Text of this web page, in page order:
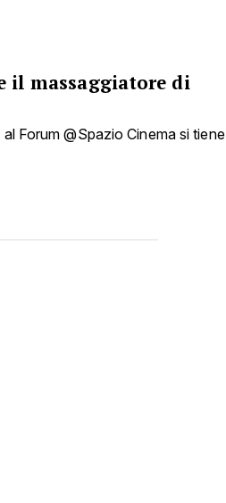
il massaggiatore di
Forum @Spazio Cinema si tiene